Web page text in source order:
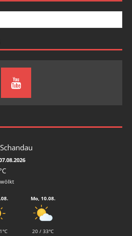
Mo, 10.08.
20 / 33°C